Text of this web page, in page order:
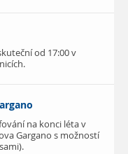
od 17:00 v
na konci léta v
Gargano s možností